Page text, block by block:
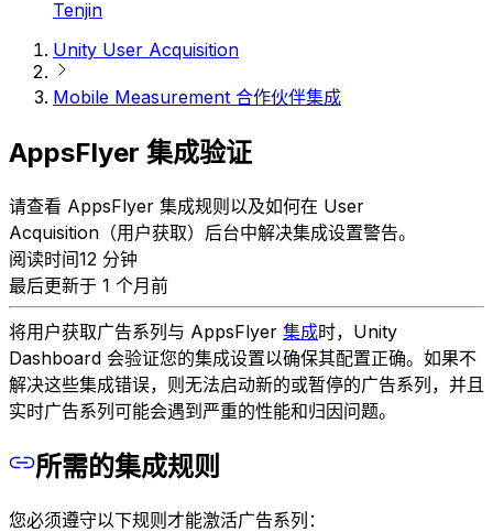
Tenjin
Unity User Acquisition
Mobile Measurement 合作伙伴集成
AppsFlyer 集成验证
请查看 AppsFlyer 集成规则以及如何在 User
Acquisition（用户获取）后台中解决集成设置警告。
阅读时间12 分钟
最后更新于 1 个月前
将用户获取广告系列与 AppsFlyer 集成时，Unity
Dashboard 会验证您的集成设置以确保其配置正确。如果不
解决这些集成错误，则无法启动新的或暂停的广告系列，并且
实时广告系列可能会遇到严重的性能和归因问题。
所需的集成规则
您必须遵守以下规则才能激活广告系列：